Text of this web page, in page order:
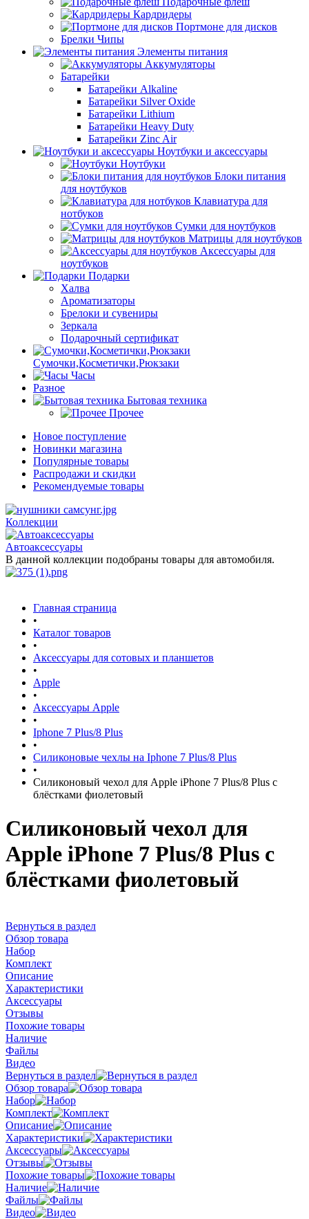
Кардридеры
Портмоне для дисков
Брелки Чипы
Элементы питания
Аккумуляторы
Батарейки
Батарейки Alkaline
Батарейки Silver Oxide
Батарейки Lithium
Батарейки Heavy Duty
Батарейки Zinc Air
Ноутбуки и аксессуары
Ноутбуки
Блоки питания
для ноутбуков
Клавиатура для
нотбуков
Сумки для ноутбуков
Матрицы для ноутбуков
Аксессуары для
ноутбуков
Подарки
Халва
Ароматизаторы
Брелоки и сувениры
Зеркала
Подарочный сертификат
Сумочки,Косметички,Рюкзаки
Часы
Разное
Бытовая техника
Прочее
Новое поступление
Новинки магазина
Популярные товары
Распродажи и скидки
Рекомендуемые товары
Коллекции
Автоаксессуары
В данной коллекции подобраны товары для автомобиля.
Главная страница
•
Каталог товаров
•
Аксессуары для сотовых и планшетов
•
Apple
•
Аксессуары Apple
•
Iphone 7 Plus/8 Plus
•
Силиконовые чехлы на Iphone 7 Plus/8 Plus
•
Силиконовый чехол для Apple iPhone 7 Plus/8 Plus с
блёстками фиолетовый
Силиконовый чехол для
Apple iPhone 7 Plus/8 Plus с
блёстками фиолетовый
Вернуться в раздел
Обзор товара
Набор
Комплект
Описание
Характеристики
Аксессуары
Отзывы
Похожие товары
Наличие
Файлы
Видео
Вернуться в раздел
Обзор товара
Набор
Комплект
Описание
Характеристики
Аксессуары
Отзывы
Похожие товары
Наличие
Файлы
Видео